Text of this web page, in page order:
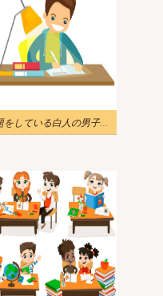
宿題をしている白人の男子生徒のイラスト